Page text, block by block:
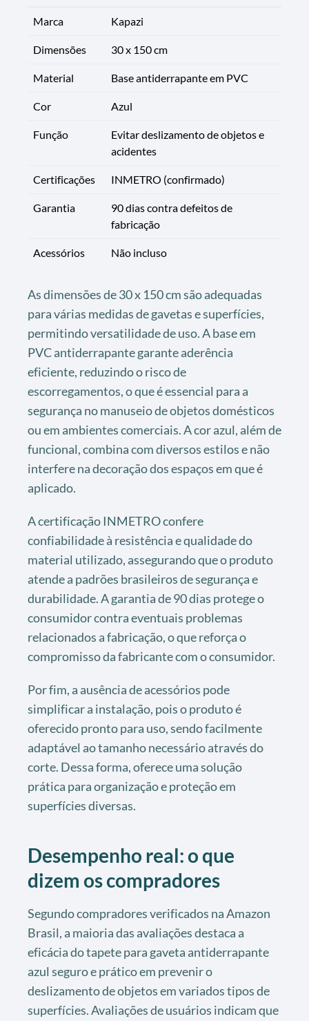
Marca Kapazi
Dimensões 30 x 150 cm
Material Base antiderrapante em PVC
Cor Azul
Função
Evitar deslizamento de objetos e
acidentes
Certificações INMETRO (confirmado)
Garantia
90 dias contra defeitos de
fabricação
Acessórios Não incluso
As dimensões de 30 x 150 cm são adequadas
para várias medidas de gavetas e superfícies,
permitindo versatilidade de uso. A base em
PVC antiderrapante garante aderência
eficiente, reduzindo o risco de
escorregamentos, o que é essencial para a
segurança no manuseio de objetos domésticos
ou em ambientes comerciais. A cor azul, além de
funcional, combina com diversos estilos e não
interfere na decoração dos espaços em que é
aplicado.
A certificação INMETRO confere
confiabilidade à resistência e qualidade do
material utilizado, assegurando que o produto
atende a padrões brasileiros de segurança e
durabilidade. A garantia de 90 dias protege o
consumidor contra eventuais problemas
relacionados a fabricação, o que reforça o
compromisso da fabricante com o consumidor.
Por fim, a ausência de acessórios pode
simplificar a instalação, pois o produto é
oferecido pronto para uso, sendo facilmente
adaptável ao tamanho necessário através do
corte. Dessa forma, oferece uma solução
prática para organização e proteção em
superfícies diversas.
Desempenho real: o que
dizem os compradores
Segundo compradores verificados na Amazon
Brasil, a maioria das avaliações destaca a
eficácia do tapete para gaveta antiderrapante
azul seguro e prático em prevenir o
deslizamento de objetos em variados tipos de
superfícies. Avaliações de usuários indicam que